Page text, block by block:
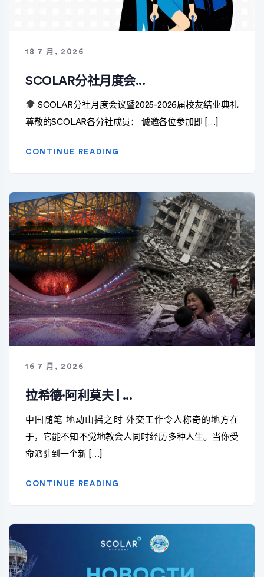
18 7 月, 2026
SCOLAR分社月度会...
SCOLAR分社月度会议暨2025-2026届校友结业典礼
尊敬的SCOLAR各分社成员： 诚邀各位参加即 […]
CONTINUE READING
16 7 月, 2026
拉希德·阿利莫夫 | ...
中国随笔 地动山摇之时 外交工作令人称奇的地方在
于，它能不知不觉地教会人同时经历多种人生。当你受
命派驻到一个新 […]
CONTINUE READING